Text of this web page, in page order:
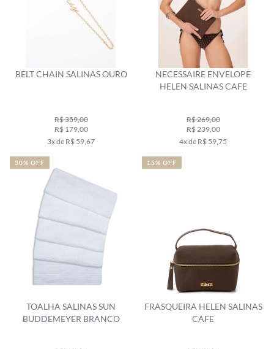
BELT CHAIN SALINAS OURO
R$ 359,00
R$ 179,00
3x de R$ 59,67
NECESSAIRE ENVELOPE
HELEN SALINAS CAFE
R$ 269,00
R$ 239,00
4x de R$ 59,75
TOALHA SALINAS SUN
BUDDEMEYER BRANCO
30% OFF
FRASQUEIRA HELEN SALINAS
CAFE
15% OFF